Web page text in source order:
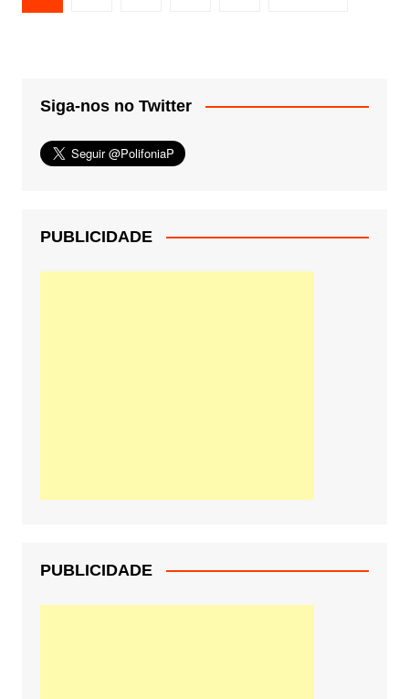
de
Siga-nos no Twitter
PUBLICIDADE
PUBLICIDADE